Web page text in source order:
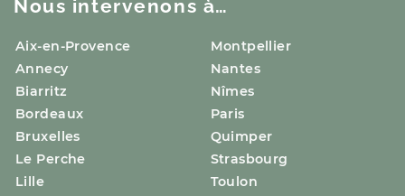
Nous intervenons à…
Aix-en-Provence
Annecy
Biarritz
Bordeaux
Bruxelles
Le Perche
Lille
Montpellier
Nantes
Nîmes
Paris
Quimper
Strasbourg
Toulon